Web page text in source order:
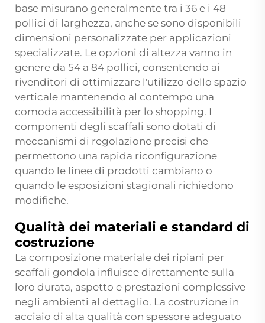
base misurano generalmente tra i 36 e i 48
pollici di larghezza, anche se sono disponibili
dimensioni personalizzate per applicazioni
specializzate. Le opzioni di altezza vanno in
genere da 54 a 84 pollici, consentendo ai
rivenditori di ottimizzare l'utilizzo dello spazio
verticale mantenendo al contempo una
comoda accessibilità per lo shopping. I
componenti degli scaffali sono dotati di
meccanismi di regolazione precisi che
permettono una rapida riconfigurazione
quando le linee di prodotti cambiano o
quando le esposizioni stagionali richiedono
modifiche.
Qualità dei materiali e standard di
costruzione
La composizione materiale dei ripiani per
scaffali gondola influisce direttamente sulla
loro durata, aspetto e prestazioni complessive
negli ambienti al dettaglio. La costruzione in
acciaio di alta qualità con spessore adeguato